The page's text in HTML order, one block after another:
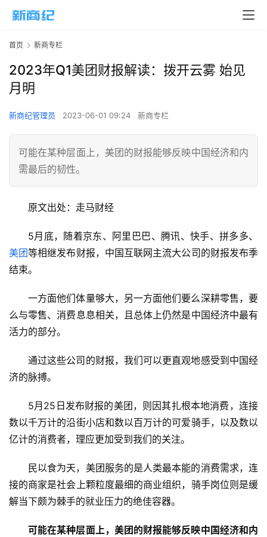
首页 新商专栏
2023年Q1美团财报解读：拨开云雾 始见
月明
新商纪管理员 2023-06-01 09:24 新商专栏
可能在某种层面上，美团的财报能够反映中国经济和内
需最后的韧性。
原文出处：走马财经
5月底，随着京东、阿里巴巴、腾讯、快手、拼多多、
美团等相继发布财报，中国互联网主流大公司的财报发布季
结束。
一方面他们体量够大，另一方面他们要么深耕零售，要
么与零售、消费息息相关，且总体上仍然是中国经济中最有
活力的部分。
通过这些公司的财报，我们可以更直观地感受到中国经
济的脉搏。
5月25日发布财报的美团，则因其扎根本地消费，连接
数以千万计的沿街小店和数以百万计的可爱骑手，以及数以
亿计的消费者，理应更加受到我们的关注。
民以食为天，美团服务的是人类最本能的消费需求，连
接的商家是社会上颗粒度最细的商业组织，骑手岗位则是缓
解当下颇为棘手的就业压力的绝佳容器。
可能在某种层面上，美团的财报能够反映中国经济和内